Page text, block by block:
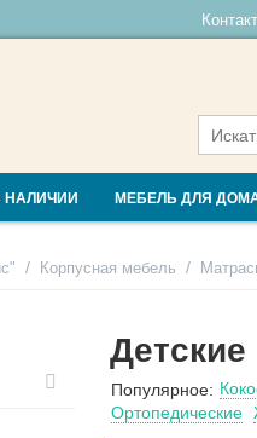
МЕБЕЛЬ ДЛЯ
/ Корпусная мебель /
Популярное:
Ортопедические